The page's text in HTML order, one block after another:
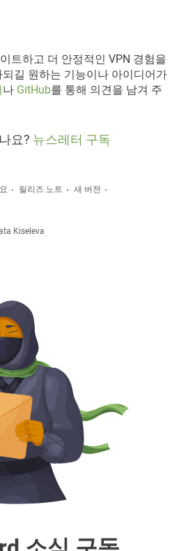
트하고 더 안정적인 VPN 경험을
길 원하는 기능이나 아이디어가
나 GitHub를 통해 의견을 남겨 주
요? 뉴스레터 구독
릴리즈 노트
새 버전
Kiseleva